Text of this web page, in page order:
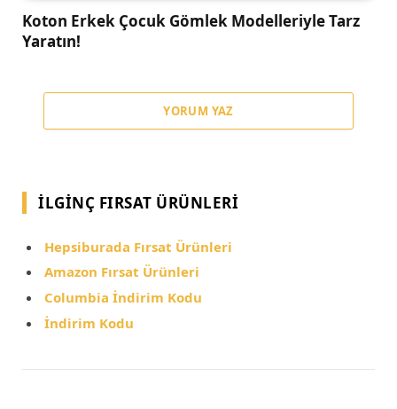
Koton Erkek Çocuk Gömlek Modelleriyle Tarz
Yaratın!
YORUM YAZ
İLGINÇ FIRSAT ÜRÜNLERI
Hepsiburada Fırsat Ürünleri
Amazon Fırsat Ürünleri
Columbia İndirim Kodu
İndirim Kodu